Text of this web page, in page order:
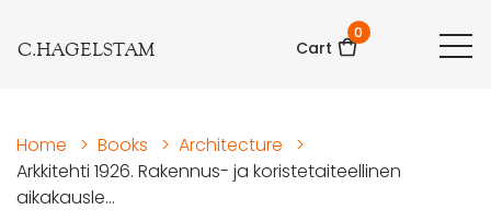
C.HAGELSTAM Cart
0
Home > Books > Architecture
>
Arkkitehti 1926. Rakennus- ja koristetaiteellinen
aikakausle...